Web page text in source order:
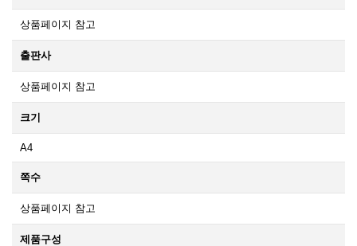
상품페이지 참고
출판사
상품페이지 참고
크기
A4
쪽수
상품페이지 참고
제품구성